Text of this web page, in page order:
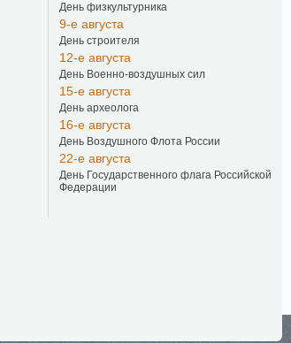
День физкультурника
9-е августа
День строителя
12-е августа
День Военно-воздушных сил
15-е августа
День археолога
16-е августа
День Воздушного Флота России
22-е августа
День Государственного флага Российской
Федерации